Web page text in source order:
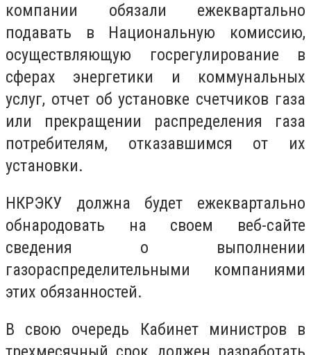
компании обязали ежеквартально
подавать в Национальную комиссию,
осуществляющую госрегулирование в
сферах энергетики и коммунальных
услуг, отчет об установке счетчиков газа
или прекращении распределения газа
потребителям, отказавшимся от их
установки.
НКРЭКУ должна будет ежеквартально
обнародовать на своем веб-сайте
сведения о выполнении
газораспределительными компаниями
этих обязанностей.
В свою очередь Кабинет министров в